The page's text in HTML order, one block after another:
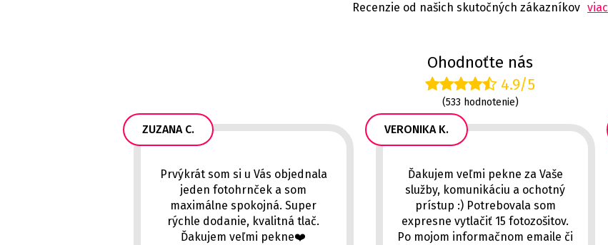
Recenzie od našich skutočných zákazníkov viac
Ohodnoťte nás
4.9/5
(533 hodnotenie)
ZUZANA C.
Prvýkrát som si u Vás objednala
jeden fotohrnček a som
maximálne spokojná. Super
rýchle dodanie, kvalitná tlač.
Ďakujem veľmi pekne❤️
VERONIKA K.
Ďakujem veľmi pekne za Vaše
služby, komunikáciu a ochotný
prístup :) Potrebovala som
expresne vytlačiť 15 fotozošitov.
Po mojom informačnom emaile či